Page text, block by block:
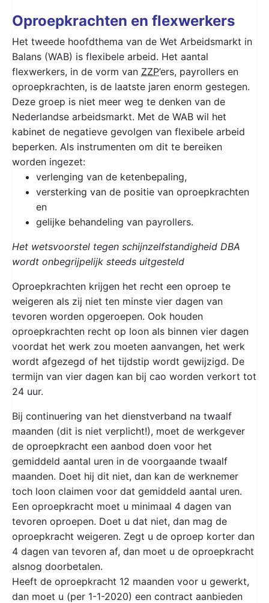
Oproepkrachten en flexwerkers
Het tweede hoofdthema van de Wet Arbeidsmarkt in
Balans (WAB) is flexibele arbeid. Het aantal
flexwerkers, in de vorm van ZZP’ers, payrollers en
oproepkrachten, is de laatste jaren enorm gestegen.
Deze groep is niet meer weg te denken van de
Nederlandse arbeidsmarkt. Met de WAB wil het
kabinet de negatieve gevolgen van flexibele arbeid
beperken. Als instrumenten om dit te bereiken
worden ingezet:
verlenging van de ketenbepaling,
versterking van de positie van oproepkrachten
en
gelijke behandeling van payrollers.
Het wetsvoorstel tegen schijnzelfstandigheid DBA
wordt onbegrijpelijk steeds uitgesteld
Oproepkrachten krijgen het recht een oproep te
weigeren als zij niet ten minste vier dagen van
tevoren worden opgeroepen. Ook houden
oproepkrachten recht op loon als binnen vier dagen
voordat het werk zou moeten aanvangen, het werk
wordt afgezegd of het tijdstip wordt gewijzigd. De
termijn van vier dagen kan bij cao worden verkort tot
24 uur.
Bij continuering van het dienstverband na twaalf
maanden (dit is niet verplicht!), moet de werkgever
de oproepkracht een aanbod doen voor het
gemiddeld aantal uren in de voorgaande twaalf
maanden. Doet hij dit niet, dan kan de werknemer
toch loon claimen voor dat gemiddeld aantal uren.
Een oproepkracht moet u minimaal 4 dagen van
tevoren oproepen. Doet u dat niet, dan mag de
oproepkracht weigeren. Zegt u de oproep korter dan
4 dagen van tevoren af, dan moet u de oproepkracht
alsnog doorbetalen.
Heeft de oproepkracht 12 maanden voor u gewerkt,
dan moet u (per 1-1-2020) een contract aanbieden